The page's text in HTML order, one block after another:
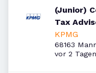
(Junior)
Tax
KPMG
68163
vor 2 Tagen